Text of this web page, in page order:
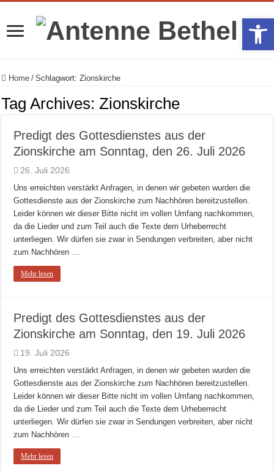
Home / Schlagwort:Zionskirche
Tag Archives:Zionskirche
Predigt des Gottesdienstes aus der
Zionskirche am Sonntag, den 26. Juli 2026
26. Juli 2026
Uns erreichten verstärkt Anfragen, in denen wir gebeten wurden die
Gottesdienste aus der Zionskirche zum Nachhören bereitzustellen.
Leider können wir dieser Bitte nicht im vollen Umfang nachkommen,
da die Lieder und zum Teil auch die Texte dem Urheberrecht
unterliegen. Wir dürfen sie zwar in Sendungen verbreiten, aber nicht
zum Nachhören …
Mehr lesen
Predigt des Gottesdienstes aus der
Zionskirche am Sonntag, den 19. Juli 2026
19. Juli 2026
Uns erreichten verstärkt Anfragen, in denen wir gebeten wurden die
Gottesdienste aus der Zionskirche zum Nachhören bereitzustellen.
Leider können wir dieser Bitte nicht im vollen Umfang nachkommen,
da die Lieder und zum Teil auch die Texte dem Urheberrecht
unterliegen. Wir dürfen sie zwar in Sendungen verbreiten, aber nicht
zum Nachhören …
Mehr lesen